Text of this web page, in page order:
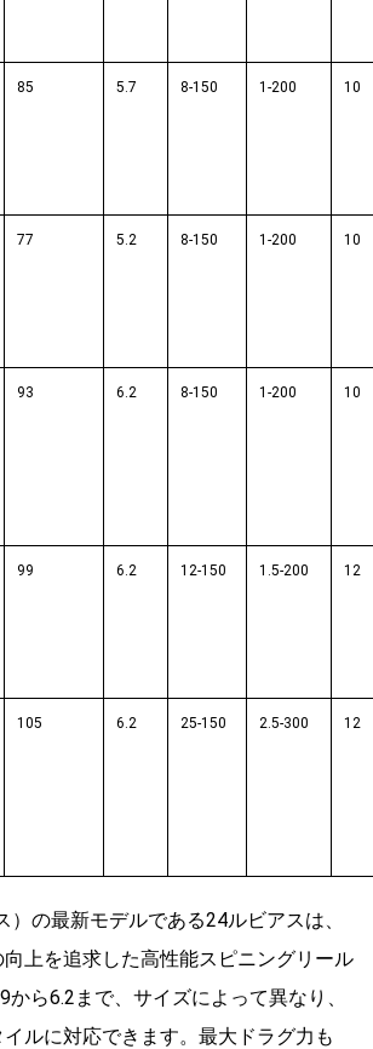
85 5.7 8-150 1-200 10
77 5.2 8-150 1-200 10
93 6.2 8-150 1-200 10
99 6.2 12-150 1.5-200 12
105 6.2 25-150 2.5-300 12
）の最新モデルである24ルビアスは、
上を追求した高性能スピニングリール
から6.2まで、サイズによって異なり、
ルに対応できます。最大ドラグ力も